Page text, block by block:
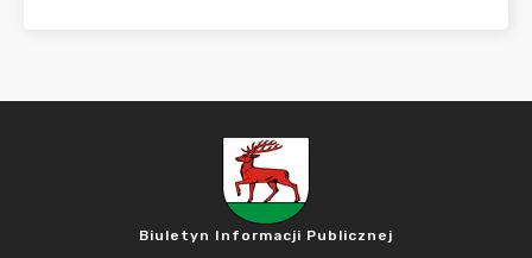
Biuletyn Informacji Publicznej